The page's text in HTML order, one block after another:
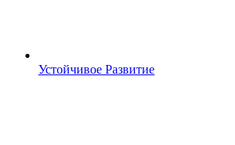
Устойчивое Развитие